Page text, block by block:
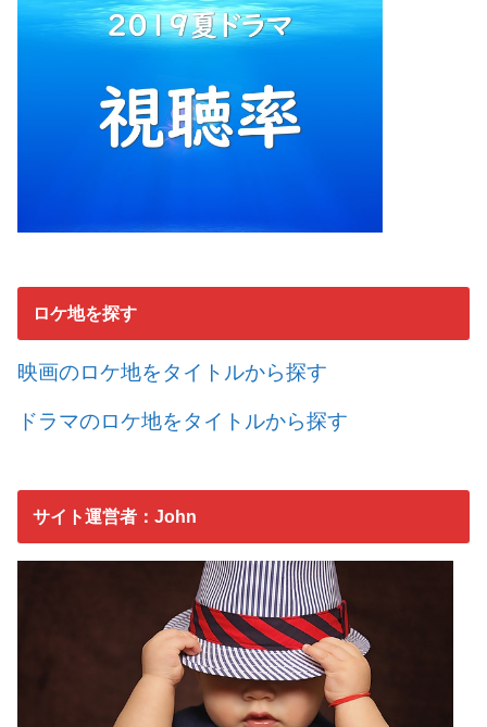
ロケ地を探す
映画のロケ地をタイトルから探す
ドラマのロケ地をタイトルから探す
サイト運営者：John